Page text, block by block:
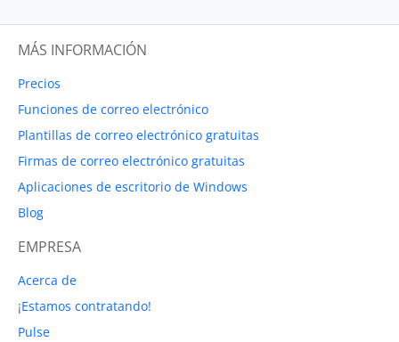
MÁS INFORMACIÓN
Precios
Funciones de correo electrónico
Plantillas de correo electrónico gratuitas
Firmas de correo electrónico gratuitas
Aplicaciones de escritorio de Windows
Blog
EMPRESA
Acerca de
¡Estamos contratando!
Pulse